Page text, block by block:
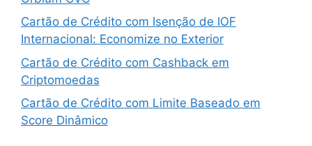
Cartão de Crédito com Isenção de IOF
Internacional: Economize no Exterior
Cartão de Crédito com Cashback em
Criptomoedas
Cartão de Crédito com Limite Baseado em
Score Dinâmico